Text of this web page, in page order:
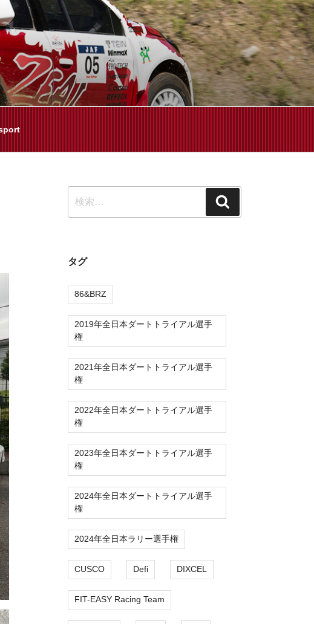
ーでお任せください!
索:
索
タグ
86&BRZ
2019年全日本ダートトライアル選手
権
2021年全日本ダートトライアル選手
権
2022年全日本ダートトライアル選手
権
2023年全日本ダートトライアル選手
権
2024年全日本ダートトライアル選手
権
2024年全日本ラリー選手権
CUSCO Defi DIXCEL
FIT-EASY Racing Team